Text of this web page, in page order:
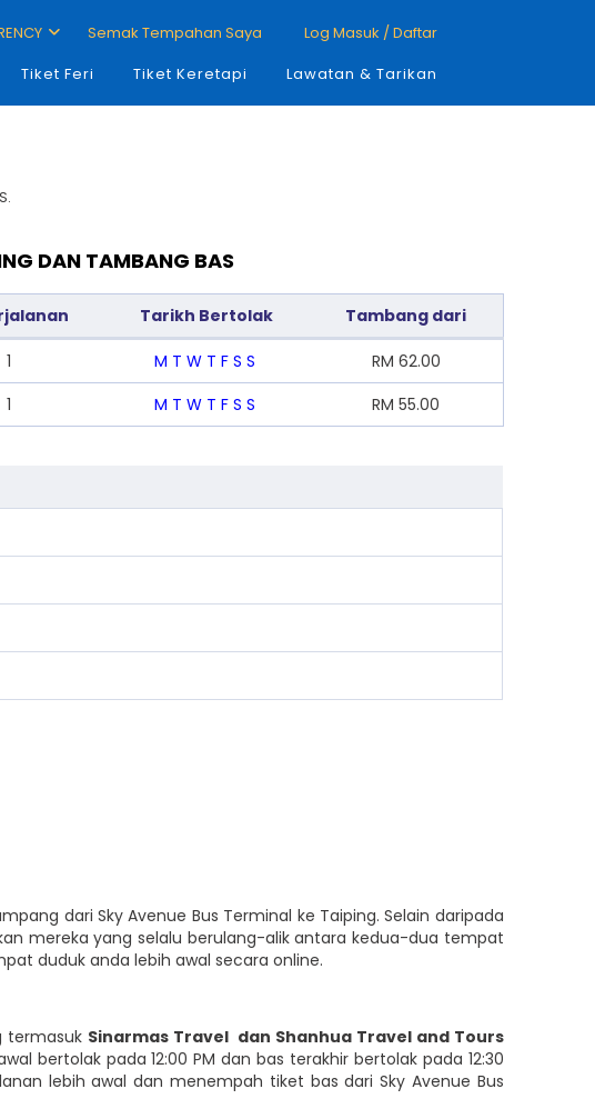
Semak Tempahan Saya
Log Masuk / Daftar
Tiket Feri Tiket Keretapi Lawatan & Tarikan
DAN TAMBANG BAS
Tarikh Bertolak Tambang dari
1 M T W T F S S RM 62.00
1 M T W T F S S RM 55.00
dari Sky Avenue Bus Terminal ke Taiping. Selain daripada
mereka yang selalu berulang-alik antara kedua-dua tempat
duduk anda lebih awal secara online.
termasuk Sinarmas Travel dan Shanhua Travel and Tours
bertolak pada 12:00 PM dan bas terakhir bertolak pada 12:30
lebih awal dan menempah tiket bas dari Sky Avenue Bus